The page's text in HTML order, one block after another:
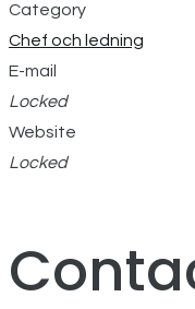
Category
Chef och ledning
E-mail
Locked
Website
Locked